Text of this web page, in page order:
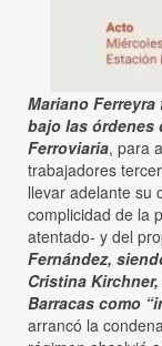
Mariano
bajo las órdenes
Ferroviaria, para
trabajadores
llevar adelante su
complicidad de la
atentado- y del
Fernández,
Cristina
Barracas como
arrancó la